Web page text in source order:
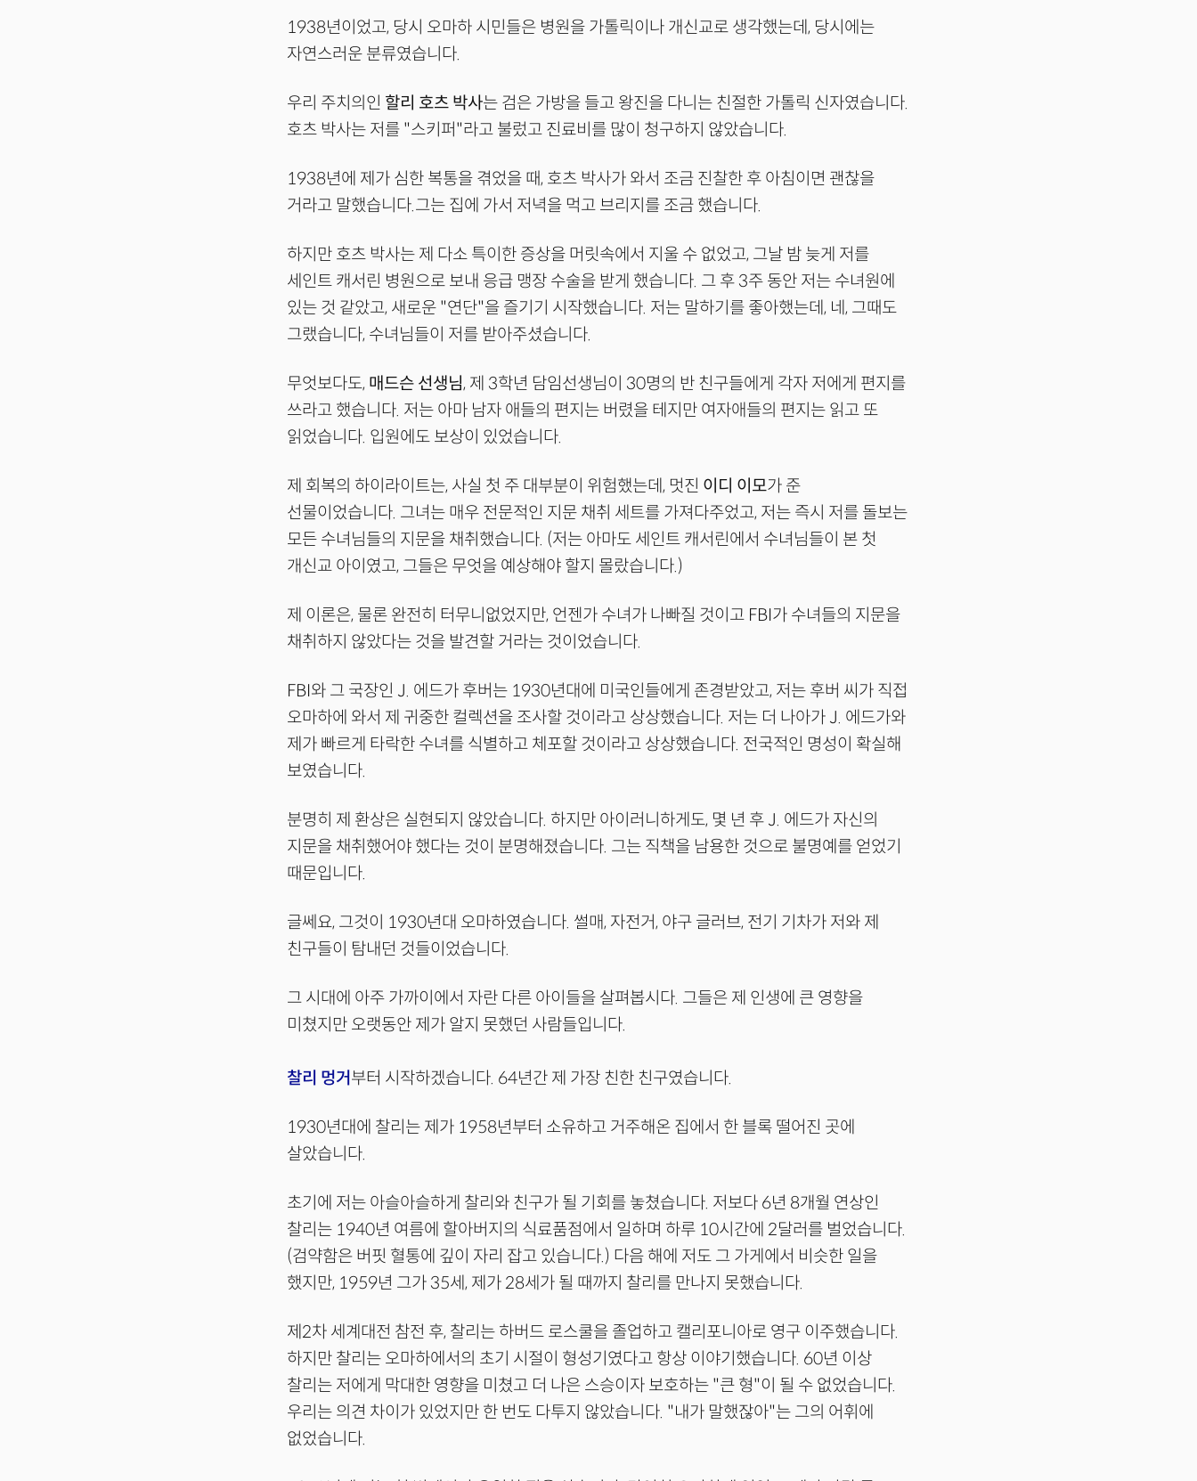
1938년이었고, 당시 오마하 시민들은 병원을 가톨릭이나 개신교로 생각했는데, 당시에는
자연스러운 분류였습니다.
우리 주치의인 할리 호츠 박사는 검은 가방을 들고 왕진을 다니는 친절한 가톨릭 신자였습니다.
호츠 박사는 저를 "스키퍼"라고 불렀고 진료비를 많이 청구하지 않았습니다.
1938년에 제가 심한 복통을 겪었을 때, 호츠 박사가 와서 조금 진찰한 후 아침이면 괜찮을
거라고 말했습니다.그는 집에 가서 저녁을 먹고 브리지를 조금 했습니다.
하지만 호츠 박사는 제 다소 특이한 증상을 머릿속에서 지울 수 없었고, 그날 밤 늦게 저를
세인트 캐서린 병원으로 보내 응급 맹장 수술을 받게 했습니다. 그 후 3주 동안 저는 수녀원에
있는 것 같았고, 새로운 "연단"을 즐기기 시작했습니다. 저는 말하기를 좋아했는데, 네, 그때도
그랬습니다, 수녀님들이 저를 받아주셨습니다.
무엇보다도, 매드슨 선생님, 제 3학년 담임선생님이 30명의 반 친구들에게 각자 저에게 편지를
쓰라고 했습니다. 저는 아마 남자 애들의 편지는 버렸을 테지만 여자애들의 편지는 읽고 또
읽었습니다. 입원에도 보상이 있었습니다.
제 회복의 하이라이트는, 사실 첫 주 대부분이 위험했는데, 멋진 이디 이모가 준
선물이었습니다. 그녀는 매우 전문적인 지문 채취 세트를 가져다주었고, 저는 즉시 저를 돌보는
모든 수녀님들의 지문을 채취했습니다. (저는 아마도 세인트 캐서린에서 수녀님들이 본 첫
개신교 아이였고, 그들은 무엇을 예상해야 할지 몰랐습니다.)
제 이론은, 물론 완전히 터무니없었지만, 언젠가 수녀가 나빠질 것이고 FBI가 수녀들의 지문을
채취하지 않았다는 것을 발견할 거라는 것이었습니다.
FBI와 그 국장인 J. 에드가 후버는 1930년대에 미국인들에게 존경받았고, 저는 후버 씨가 직접
오마하에 와서 제 귀중한 컬렉션을 조사할 것이라고 상상했습니다. 저는 더 나아가 J. 에드가와
제가 빠르게 타락한 수녀를 식별하고 체포할 것이라고 상상했습니다. 전국적인 명성이 확실해
보였습니다.
분명히 제 환상은 실현되지 않았습니다. 하지만 아이러니하게도, 몇 년 후 J. 에드가 자신의
지문을 채취했어야 했다는 것이 분명해졌습니다. 그는 직책을 남용한 것으로 불명예를 얻었기
때문입니다.
글쎄요, 그것이 1930년대 오마하였습니다. 썰매, 자전거, 야구 글러브, 전기 기차가 저와 제
친구들이 탐내던 것들이었습니다.
그 시대에 아주 가까이에서 자란 다른 아이들을 살펴봅시다. 그들은 제 인생에 큰 영향을
미쳤지만 오랫동안 제가 알지 못했던 사람들입니다.
찰리 멍거부터 시작하겠습니다. 64년간 제 가장 친한 친구였습니다.
1930년대에 찰리는 제가 1958년부터 소유하고 거주해온 집에서 한 블록 떨어진 곳에
살았습니다.
초기에 저는 아슬아슬하게 찰리와 친구가 될 기회를 놓쳤습니다. 저보다 6년 8개월 연상인
찰리는 1940년 여름에 할아버지의 식료품점에서 일하며 하루 10시간에 2달러를 벌었습니다.
(검약함은 버핏 혈통에 깊이 자리 잡고 있습니다.) 다음 해에 저도 그 가게에서 비슷한 일을
했지만, 1959년 그가 35세, 제가 28세가 될 때까지 찰리를 만나지 못했습니다.
제2차 세계대전 참전 후, 찰리는 하버드 로스쿨을 졸업하고 캘리포니아로 영구 이주했습니다.
하지만 찰리는 오마하에서의 초기 시절이 형성기였다고 항상 이야기했습니다. 60년 이상
찰리는 저에게 막대한 영향을 미쳤고 더 나은 스승이자 보호하는 "큰 형"이 될 수 없었습니다.
우리는 의견 차이가 있었지만 한 번도 다투지 않았습니다. "내가 말했잖아"는 그의 어휘에
없었습니다.